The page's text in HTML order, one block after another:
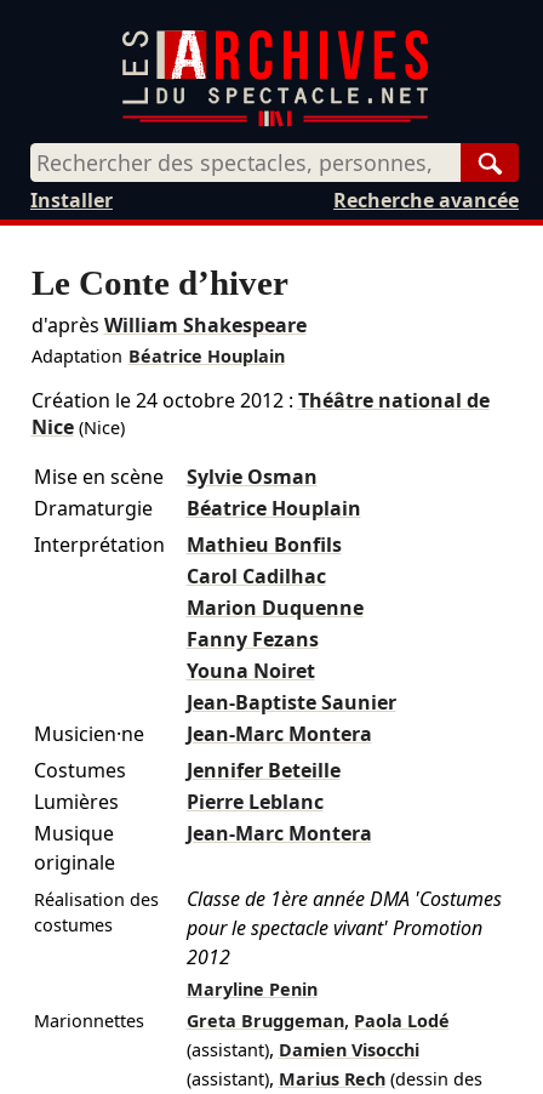
Recherche avancée
Installer
Le Conte d’hiver
d'après William Shakespeare
Adaptation Béatrice Houplain
Création le24 octobre 2012: Théâtre national de
Nice(Nice)
Mise en scène
Sylvie Osman
Dramaturgie
Béatrice Houplain
Interprétation
Mathieu Bonfils
Carol Cadilhac
Marion Duquenne
Fanny Fezans
Youna Noiret
Jean-Baptiste Saunier
Musicien·ne
Jean-Marc Montera
Costumes
Jennifer Beteille
Lumières
Pierre Leblanc
Musique
originale
Jean-Marc Montera
Réalisation des
costumes
Classe de 1ère année DMA 'Costumes
pour le spectacle vivant' Promotion
2012
Maryline Penin
Marionnettes
Greta Bruggeman, Paola Lodé
(assistant), Damien Visocchi
(assistant), Marius Rech (dessin des